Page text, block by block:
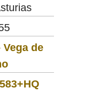
Vega de